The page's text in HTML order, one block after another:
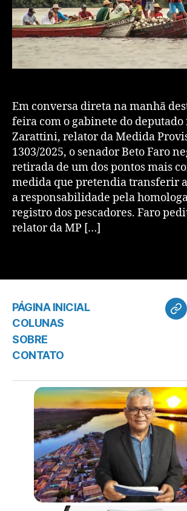
Em conversa direta na manhã
feira com o gabinete do
Zarattini, relator da Medida
1303/2025, o senador Beto Faro
retirada de um dos pontos mais
medida que pretendia transferir
a responsabilidade pela
registro dos pescadores. Faro
relator da MP […]
PÁGINA INICIAL
COLUNAS
SOBRE
CONTATO